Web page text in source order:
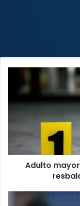
Adulto
fallece
tras
Zeledón
Adulto
Saprissa